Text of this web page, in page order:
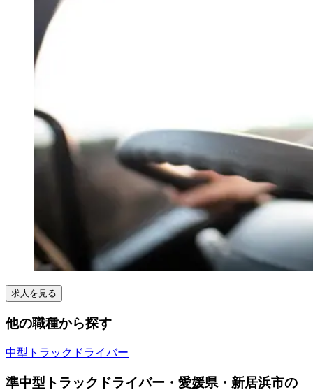
求人を見る
他の職種から探す
中型トラックドライバー
準中型トラックドライバー・愛媛県・新居浜市の